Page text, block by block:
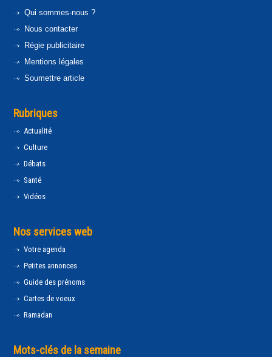
Qui sommes-nous ?
Nous contacter
Régie publicitaire
Mentions légales
Soumettre article
Rubriques
Actualité
Culture
Débats
Santé
Vidéos
Nos services web
Votre agenda
Petites annonces
Guide des prénoms
Cartes de voeux
Ramadan
Mots-clés de la semaine